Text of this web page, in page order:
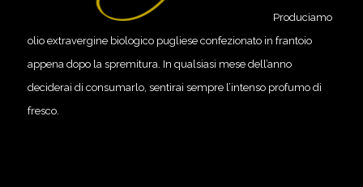
Produciamo
olio extravergine biologico pugliese confezionato in frantoio
appena dopo la spremitura. In qualsiasi mese dell’anno
deciderai di consumarlo, sentirai sempre l’intenso profumo di
fresco.